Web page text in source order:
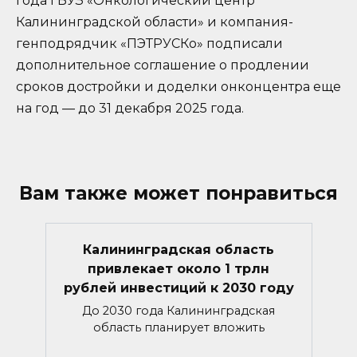
Калининградской области» и компания-
генподрядчик «ПЭТРУСКо» подписали
дополнительное соглашение о продлении
сроков достройки и доделки онконцентра еще
на год — до 31 декабря 2025 года.
Вам также может понравиться
Калининградская область
привлекает около 1 трлн
рублей инвестиций к 2030 году
До 2030 года Калининградская
область планирует вложить